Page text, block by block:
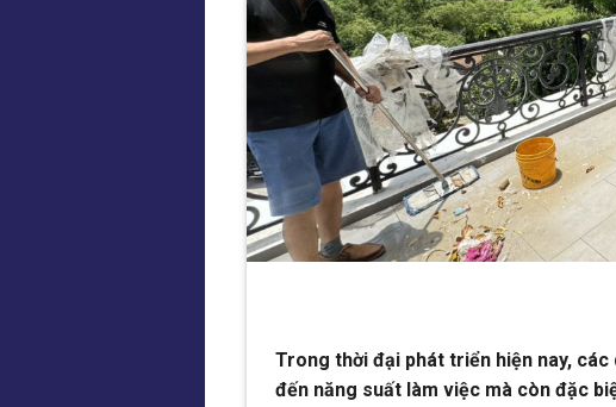
Trong thời đại phát triển hiện nay,
đến năng suất làm việc mà còn đặc